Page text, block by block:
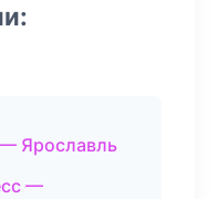
Ярославль
—